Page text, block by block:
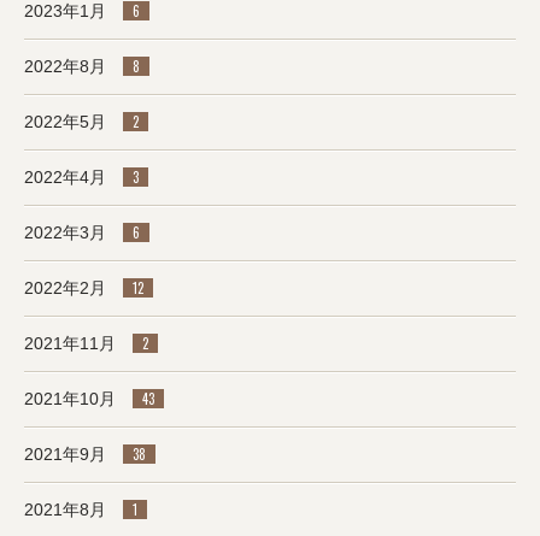
2023年1月 6
2022年8月 8
2022年5月 2
2022年4月 3
2022年3月 6
2022年2月 12
2021年11月 2
2021年10月 43
2021年9月 38
2021年8月 1